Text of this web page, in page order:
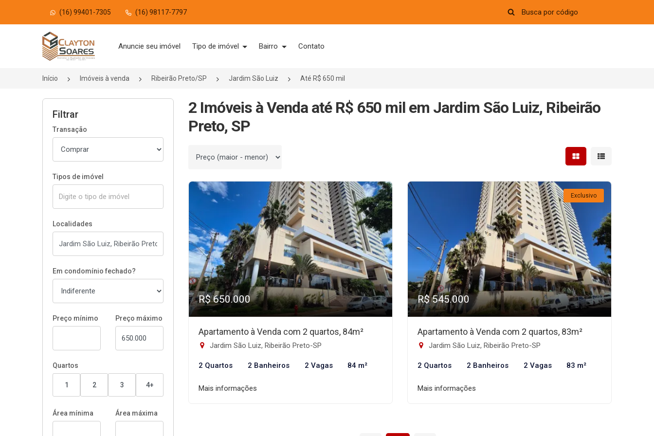
(16) 99401-7305 (16) 98117-7797
Página inicial
Anuncie seu imóvel Tipo de imóvel Bairro Contato
Início Imóveis à venda Ribeirão Preto/SP Jardim São Luiz Até R$ 650 mil
Filtrar
Transação
Tipos de imóvel
Localidades
Em condomínio fechado?
Preço mínimo Preço máximo
Quartos
1 2 3 4+
Área mínima Área máxima
2 Imóveis à Venda até R$ 650 mil em Jardim São Luiz, Ribeirão
Preto, SP
Ordenar por Mostrar resultados em
Mostrar
R$ 650.000
Apartamento à Venda com 2 quartos, 84m²
Jardim São Luiz, Ribeirão Preto-SP
2 Quartos 2 Banheiros 2 Vagas 84 m²
Mais informações
Exclusivo
R$ 545.000
Apartamento à Venda com 2 quartos, 83m²
Jardim São Luiz, Ribeirão Preto-SP
2 Quartos 2 Banheiros 2 Vagas 83 m²
Mais informações